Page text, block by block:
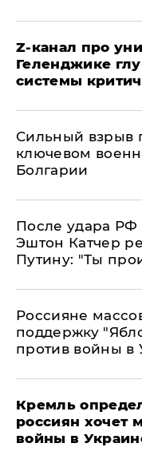
Z-канал про
Геленджике
системы
Сильный взрыв
ключевом
Болгарии
После удара РФ
Эштон Катчер
Путину: "Ты
Россияне
поддержку
против войны в
Кремль
россиян хочет
войны в